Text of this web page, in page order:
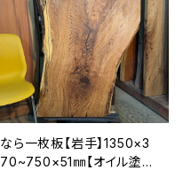
なら一枚板【岩手】1350×3
70~750×51㎜【オイル塗装